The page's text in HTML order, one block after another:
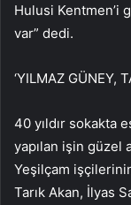
Hulusi Kentmen’i
var” dedi.
‘YILMAZ GÜNEY,
40 yıldır sokakta
yapılan işin güzel
Yeşilçam
Tarık Akan, İlyas